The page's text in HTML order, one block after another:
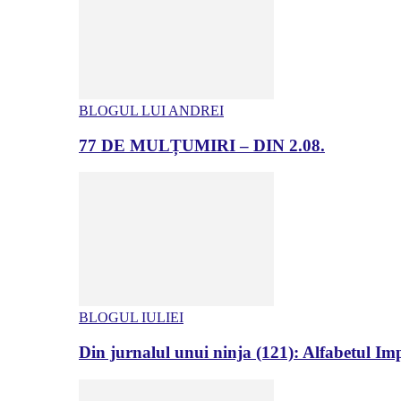
BLOGUL LUI ANDREI
77 DE MULȚUMIRI – DIN 2.08.
BLOGUL IULIEI
Din jurnalul unui ninja (121): Alfabetul